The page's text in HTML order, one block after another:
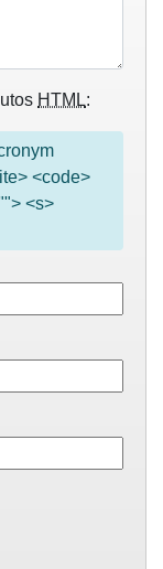
HTML:
<code>
<s>